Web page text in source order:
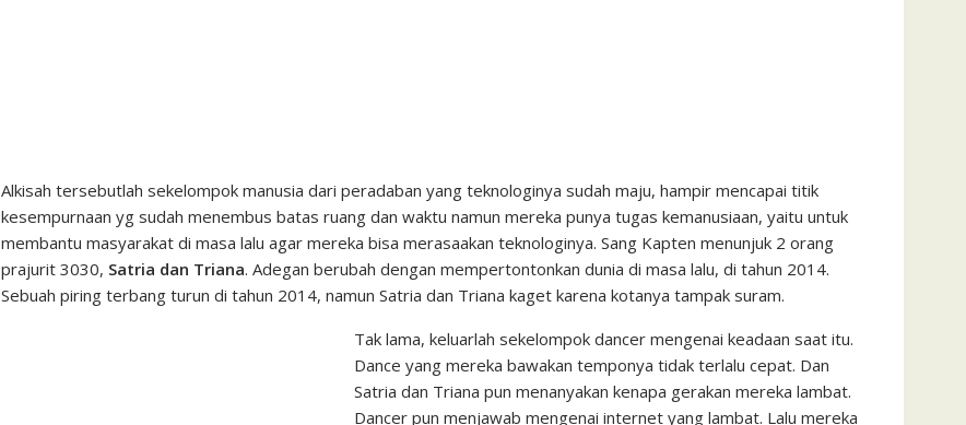
Alkisah tersebutlah sekelompok manusia dari peradaban yang teknologinya sudah maju, hampir mencapai titik
kesempurnaan yg sudah menembus batas ruang dan waktu namun mereka punya tugas kemanusiaan, yaitu untuk
membantu masyarakat di masa lalu agar mereka bisa merasaakan teknologinya. Sang Kapten menunjuk 2 orang
prajurit 3030, Satria dan Triana. Adegan berubah dengan mempertontonkan dunia di masa lalu, di tahun 2014.
Sebuah piring terbang turun di tahun 2014, namun Satria dan Triana kaget karena kotanya tampak suram.
Tak lama, keluarlah sekelompok dancer mengenai keadaan saat itu.
Dance yang mereka bawakan temponya tidak terlalu cepat. Dan
Satria dan Triana pun menanyakan kenapa gerakan mereka lambat.
Dancer pun menjawab mengenai internet yang lambat. Lalu mereka